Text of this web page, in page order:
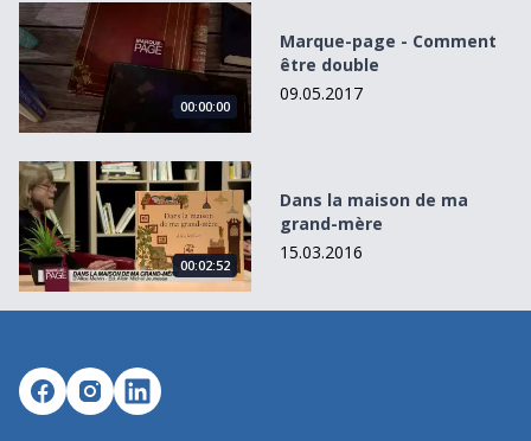
Marque-page - Comment être double
00:00:00
Marque-page - Comment
être double
09.05.2017
Dans la maison de ma grand-mère
00:02:52
Dans la maison de ma
grand-mère
15.03.2016